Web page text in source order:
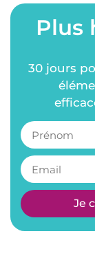
Plus
30 jours
Je